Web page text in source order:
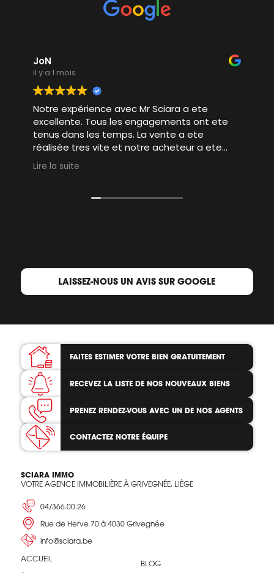
JoN
il y a 1 mois
Notre expérience avec Mr Sciara a ete
excellente. Tous les engagements ont ete
tenus dans les temps. La vente a ete
réalisée tres vite et notre acheteur a ete
tres bien accompagné par Mr Sciara pour
faciliter et conclure la vente. 10/10
Lire la suite
LAISSEZ-NOUS UN AVIS SUR GOOGLE
FAITES ESTIMER VOTRE BIEN GRATUITEMENT
RECEVEZ LA LISTE DE NOS NOUVEAUX BIENS
PRENEZ RENDEZ-VOUS AVEC UN DE NOS AGENTS
CONTACTEZ NOTRE ÉQUIPE
SCIARA IMMO
VOTRE AGENCE IMMOBILIÈRE À GRIVEGNÉE, LIÈGE
04/366.00.26
Rue de Herve 70 à 4030 Grivegnée
info@sciara.be
ACCUEIL
BLOG